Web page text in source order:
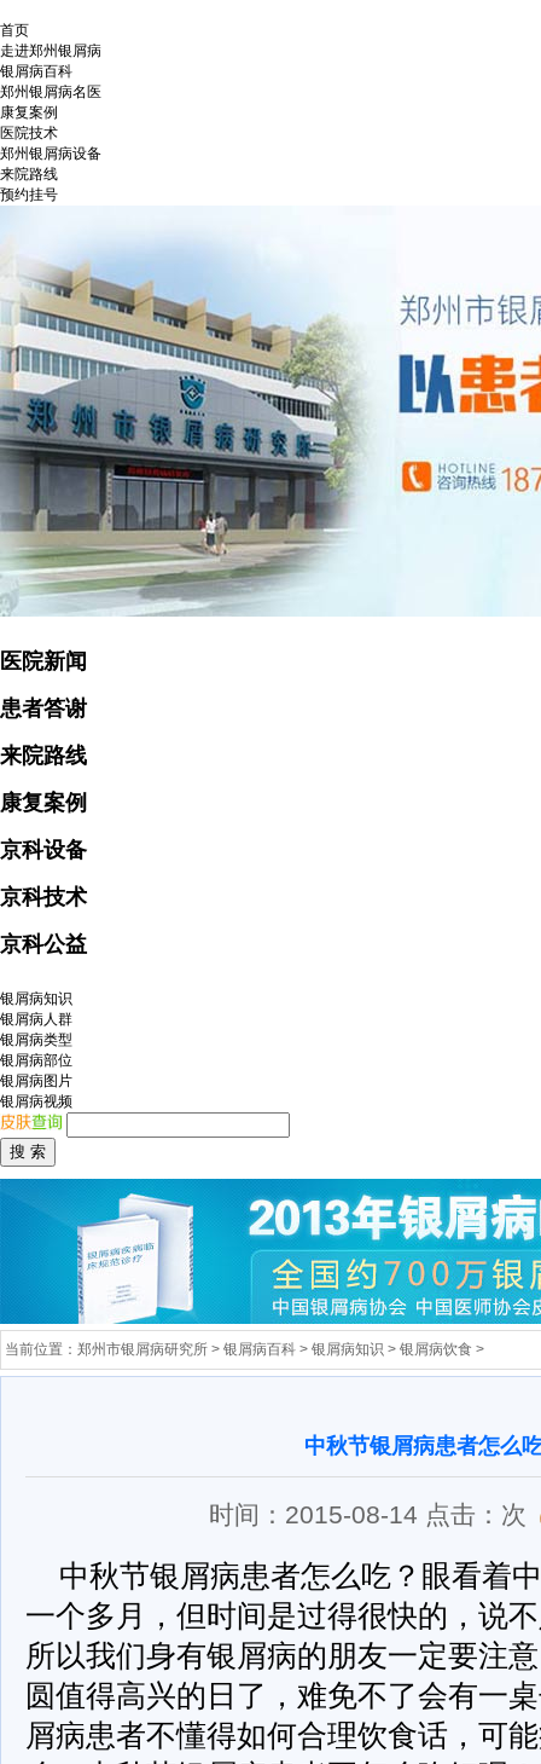
首页
走进郑州银屑病
银屑病百科
郑州银屑病名医
康复案例
医院技术
郑州银屑病设备
来院路线
预约挂号
医院新闻
患者答谢
来院路线
康复案例
京科设备
京科技术
京科公益
银屑病知识
银屑病人群
银屑病类型
银屑病部位
银屑病图片
银屑病视频
当前位置： 郑州市银屑病研究所 > 银屑病百科 > 银屑病知识 > 银屑病饮食 >
中秋节银屑病患者怎么
时间：2015-08-14 点击： 次
中秋节银屑病患者怎么吃？眼看着
一个多月，但时间是过得很快的，说
所以我们身有银屑病的朋友一定要注
圆值得高兴的日了，难免不了会有一
屑病患者不懂得如何合理饮食话，可